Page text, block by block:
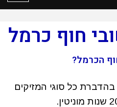
חוף כרמל
הכרמל?
כל סוגי המזיקים